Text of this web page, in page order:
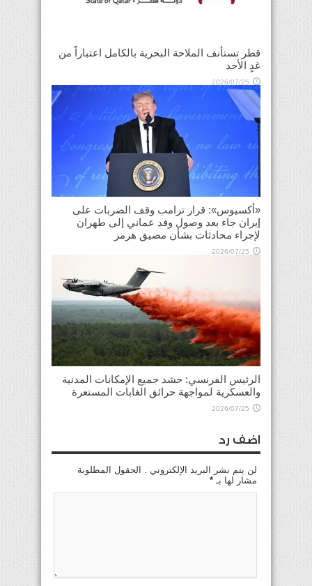
قطر تستأنف الملاحة البحرية بالكامل اعتباراً من
غدٍ الأحد
2026/07/25
«أكسيوس»: قرار ترامب وقف الضربات على
إيران جاء بعد وصول وفد عماني إلى طهران
لإجراء محادثات بشأن مضيق هرمز
2026/07/25
الرئيس الفرنسي: حشد جميع الإمكانات المدنية
والعسكرية لمواجهة حرائق الغابات المستعرة
2026/07/25
اضف رد
لن يتم نشر البريد الإلكتروني . الحقول المطلوبة
مشار لها بـ *